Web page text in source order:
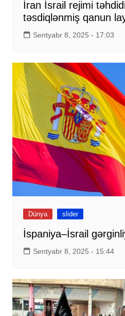
İran İsrail rejimi
təsdiqlənmiş qanun
Sentyabr 8, 2025 - 17:03
Dünya slider
İspaniya–İsrail
Sentyabr 8, 2025 - 15:44